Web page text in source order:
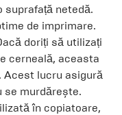
suprafață netedă.
de imprimare.
doriți să utilizați
cerneală, aceasta
Acest lucru asigură
se murdărește.
în copiatoare,